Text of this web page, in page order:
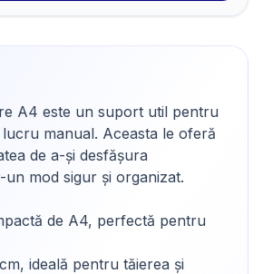
A4 este un suport util pentru
manual. Aceasta le oferă
de a-și desfășura
mod sigur și organizat.
de A4, perfectă pentru
ideală pentru tăierea și